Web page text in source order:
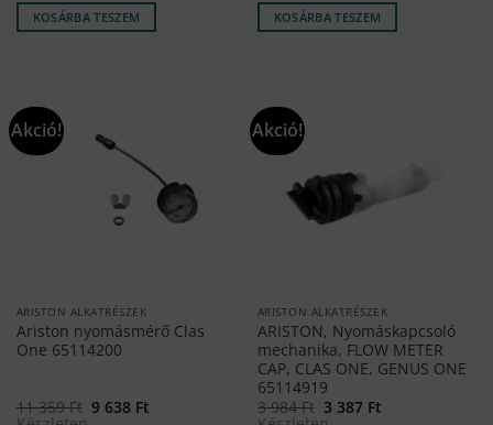
1
137 Ft.
837 Ft.
KOSÁRBA TESZEM 1
890 Ft.
1
KOSÁRBA TESZEM
Akció!
ARISTON ALKATRÉSZEK
Ariston nyomásmérő Clas
One 65114200
11 359Ft Original
9 638 FtCurrent
Akció!
ARISTON ALKATRÉSZEK
ARISTON, Nyomáskapcsoló
mechanika, FLOW METER
CAP, CLAS ONE, GENUS ONE
65114919
3 984Ft Original
price
3 387 FtCurrent